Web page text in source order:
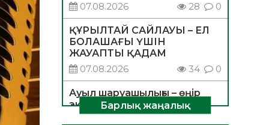
07.08.2026
28 0
ҚҰРЫЛТАЙ САЙЛАУЫ – ЕЛ
БОЛАШАҒЫ ҮШІН
ЖАУАПТЫ ҚАДАМ
07.08.2026
34 0
Ауыл шаруашылығы – өңір
экономикасының негізгі
тірегі
Барлық жаңалық